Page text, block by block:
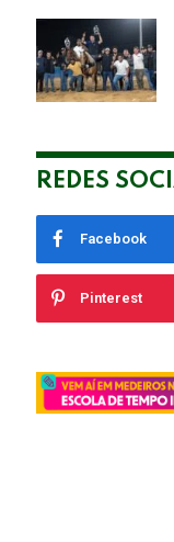
REDES
Facebook
Pinterest